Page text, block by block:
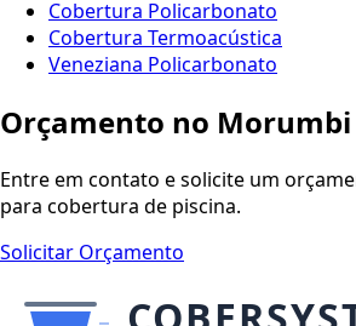
Cobertura Policarbonato
Cobertura Termoacústica
Veneziana Policarbonato
Orçamento no Morumbi
Entre em contato e solicite um
para cobertura de piscina.
Solicitar Orçamento